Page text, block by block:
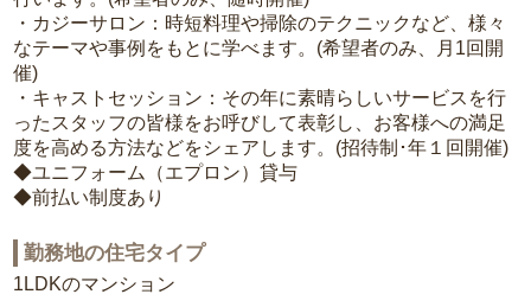
・カジーサロン：時短料理や掃除のテクニックなど、様々
なテーマや事例をもとに学べます。(希望者のみ、月1回開
催)
・キャストセッション：その年に素晴らしいサービスを行
ったスタッフの皆様をお呼びして表彰し、お客様への満足
度を高める方法などをシェアします。(招待制･年１回開催)
◆ユニフォーム（エプロン）貸与
◆前払い制度あり
勤務地の住宅タイプ
1LDKのマンション